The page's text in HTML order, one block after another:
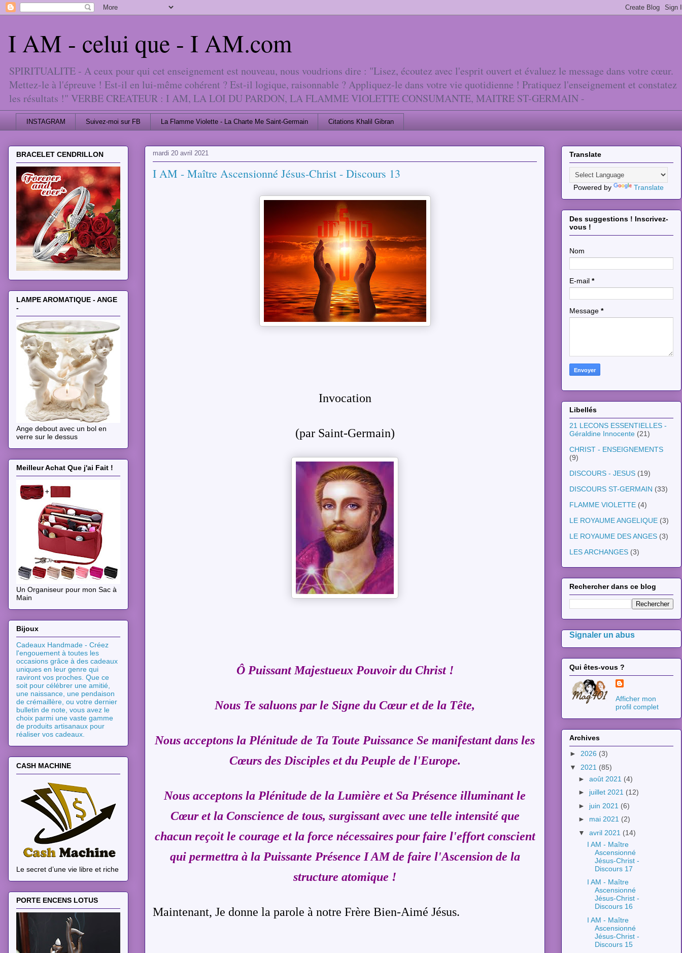
I AM - celui que - I AM.com
SPIRITUALITE - A ceux pour qui cet enseignement est nouveau, nous voudrions dire : "Lisez, écoutez avec l'esprit ouvert et évaluez le message dans votre cœur.
Mettez-le à l'épreuve ! Est-il en lui-même cohérent ? Est-il logique, raisonnable ? Appliquez-le dans votre vie quotidienne ! Pratiquez l'enseignement et constatez
les résultats !" VERBE CREATEUR : I AM, LA LOI DU PARDON, LA FLAMME VIOLETTE CONSUMANTE, MAITRE ST-GERMAIN -
INSTAGRAM Suivez-moi sur FB La Flamme Violette - La Charte Me Saint-Germain Citations Khalil Gibran
mardi 20 avril 2021
I AM - Maître Ascensionné Jésus-Christ - Discours 13
Invocation
(par Saint-Germain)
Ô Puissant Majestueux Pouvoir du Christ !
Nous Te saluons par le Signe du Cœur et de la Tête,
Nous acceptons la Plénitude de Ta Toute Puissance Se manifestant dans les
Cœurs des Disciples et du Peuple de l'Europe.
Nous acceptons la Plénitude de la Lumière et Sa Présence illuminant le
Cœur et la Conscience de tous, surgissant avec une telle intensité que
chacun reçoit le courage et la force nécessaires pour faire l'effort conscient
qui permettra à la Puissante Présence I AM de faire l'Ascension de la
structure atomique !
Maintenant, Je donne la parole à notre Frère Bien-Aimé Jésus.
BRACELET CENDRILLON
LAMPE AROMATIQUE - ANGE
-
Ange debout avec un bol en
verre sur le dessus
Meilleur Achat Que j'ai Fait !
Un Organiseur pour mon Sac à
Main
Bijoux
Cadeaux Handmade - Créez
l'engouement à toutes les
occasions grâce à des cadeaux
uniques en leur genre qui
raviront vos proches. Que ce
soit pour célébrer une amitié,
une naissance, une pendaison
de crémaillère, ou votre dernier
bulletin de note, vous avez le
choix parmi une vaste gamme
de produits artisanaux pour
réaliser vos cadeaux.
CASH MACHINE
Le secret d’une vie libre et riche
PORTE ENCENS LOTUS
Translate
Powered by Translate
Des suggestions ! Inscrivez-
vous !
Nom
E-mail *
Message *
Libellés
21 LECONS ESSENTIELLES -
Géraldine Innocente (21)
CHRIST - ENSEIGNEMENTS
(9)
DISCOURS - JESUS (19)
DISCOURS ST-GERMAIN (33)
FLAMME VIOLETTE (4)
LE ROYAUME ANGELIQUE (3)
LE ROYAUME DES ANGES (3)
LES ARCHANGES (3)
Rechercher dans ce blog
Signaler un abus
Qui êtes-vous ?
Afficher mon
profil complet
Archives
► 2026 (3)
▼ 2021 (85)
► août 2021 (4)
► juillet 2021 (12)
► juin 2021 (6)
► mai 2021 (2)
▼ avril 2021 (14)
I AM - Maître
Ascensionné
Jésus-Christ -
Discours 17
I AM - Maître
Ascensionné
Jésus-Christ -
Discours 16
I AM - Maître
Ascensionné
Jésus-Christ -
Discours 15